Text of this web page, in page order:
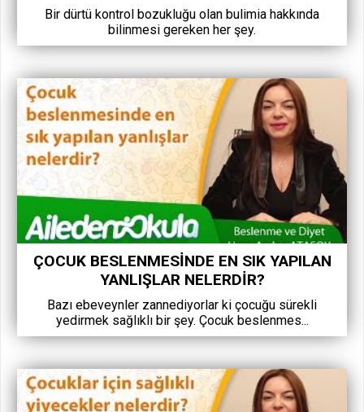
Bir dürtü kontrol bozukluğu olan bulimia hakkında
bilinmesi gereken her şey.
ÇOCUK BESLENMESINDE EN SIK YAPILAN
YANLIŞLAR NELERDIR?
Bazı ebeveynler zannediyorlar ki çocuğu sürekli
yedirmek sağlıklı bir şey. Çocuk beslenmes...